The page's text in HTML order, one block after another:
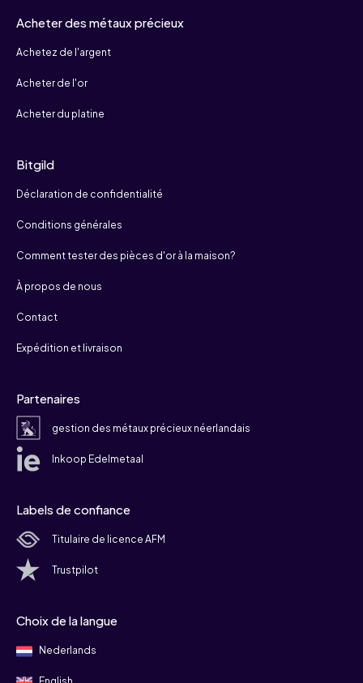
Acheter des métaux précieux
Achetez de l'argent
Acheter de l'or
Acheter du platine
Bitgild
Déclaration de confidentialité
Conditions générales
Comment tester des pièces d'or à la maison?
À propos de nous
Contact
Expédition et livraison
Partenaires
gestion des métaux précieux néerlandais
Inkoop Edelmetaal
Labels de confiance
Titulaire de licence AFM
Trustpilot
Choix de la langue
Nederlands